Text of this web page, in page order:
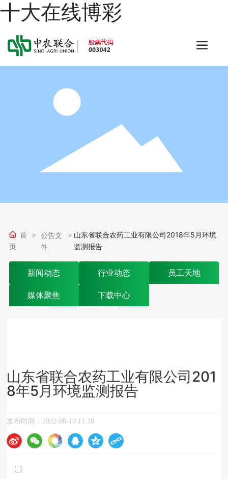
十大在线博彩
首
页
公告文
件
山东省联合农药工业有限公司2018年5月环境
监测报告
新闻动态 行业动态 员工天地
媒体聚焦 下载中心
山东省联合农药工业有限公司201
8年5月环境监测报告
发布时间： 2022-08-10 11:38